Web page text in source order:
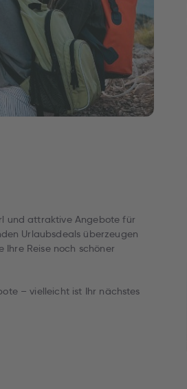
und attraktive Angebote für
Urlaubsdeals überzeugen
Reise noch schöner
– vielleicht ist Ihr nächstes